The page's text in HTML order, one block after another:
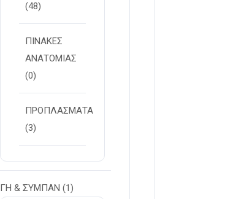
(48)
ΠΙΝΑΚΕΣ
ΑΝΑΤΟΜΙΑΣ
(0)
ΠΡΟΠΛΑΣΜΑΤΑ
(3)
ΓΗ & ΣΥΜΠΑΝ (1)